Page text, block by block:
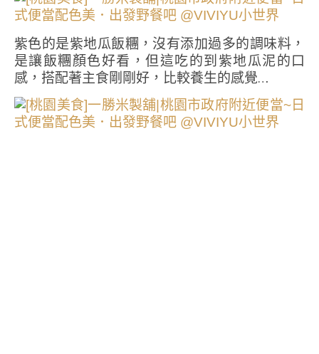
紫色的是紫地瓜飯糰，沒有添加過多的調味料，
是讓飯糰顏色好看，但這吃的到紫地瓜泥的口
感，搭配著主食剛剛好，比較養生的感覺…